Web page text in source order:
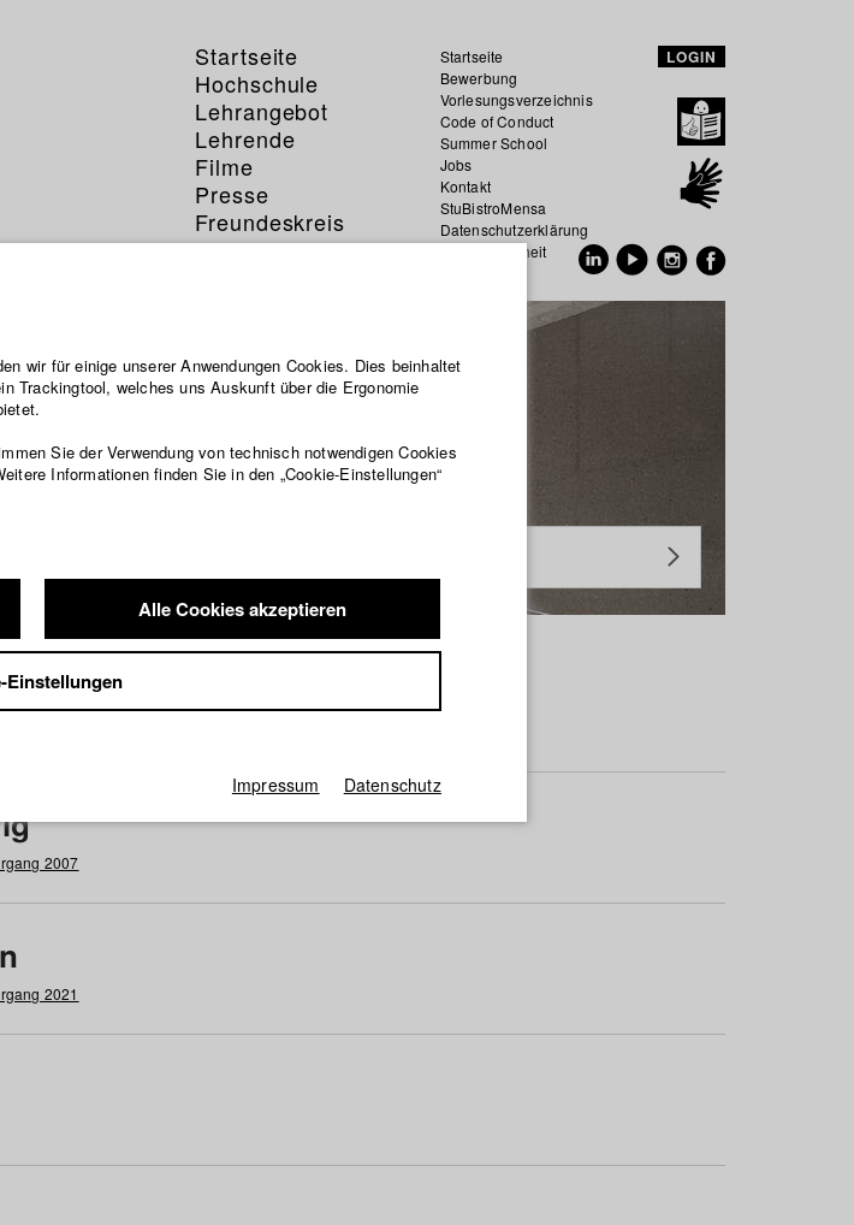
Startseite
Hochschule
Lehrangebot
Lehrende
Filme
Presse
Freundeskreis
Service
Startseite
Bewerbung
Vorlesungsverzeichnis
Code of Conduct
Summer School
Jobs
Kontakt
StuBistroMensa
Datenschutzerklärung
Datensicherheit
LOGIN
r s t u v w x y z Alle
2007
2021
wir für einige unserer Anwendungen Cookies. Dies beinhaltet
Trackingtool, welches uns Auskunft über die Ergonomie
Sie der Verwendung von technisch notwendigen Cookies
Informationen finden Sie in den „Cookie-Einstellungen“
Alle Cookies akzeptieren
Einstellungen
Impressum Datenschutz